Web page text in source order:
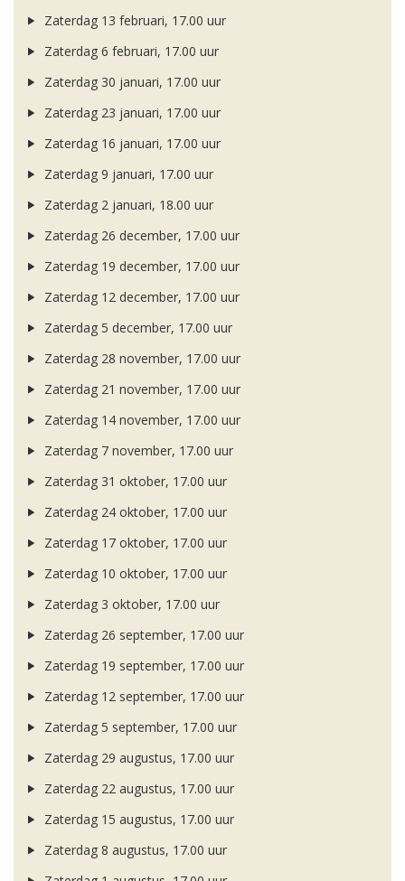
Zaterdag 13 februari, 17.00 uur
Zaterdag 6 februari, 17.00 uur
Zaterdag 30 januari, 17.00 uur
Zaterdag 23 januari, 17.00 uur
Zaterdag 16 januari, 17.00 uur
Zaterdag 9 januari, 17.00 uur
Zaterdag 2 januari, 18.00 uur
Zaterdag 26 december, 17.00 uur
Zaterdag 19 december, 17.00 uur
Zaterdag 12 december, 17.00 uur
Zaterdag 5 december, 17.00 uur
Zaterdag 28 november, 17.00 uur
Zaterdag 21 november, 17.00 uur
Zaterdag 14 november, 17.00 uur
Zaterdag 7 november, 17.00 uur
Zaterdag 31 oktober, 17.00 uur
Zaterdag 24 oktober, 17.00 uur
Zaterdag 17 oktober, 17.00 uur
Zaterdag 10 oktober, 17.00 uur
Zaterdag 3 oktober, 17.00 uur
Zaterdag 26 september, 17.00 uur
Zaterdag 19 september, 17.00 uur
Zaterdag 12 september, 17.00 uur
Zaterdag 5 september, 17.00 uur
Zaterdag 29 augustus, 17.00 uur
Zaterdag 22 augustus, 17.00 uur
Zaterdag 15 augustus, 17.00 uur
Zaterdag 8 augustus, 17.00 uur